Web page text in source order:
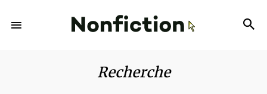
Recherche